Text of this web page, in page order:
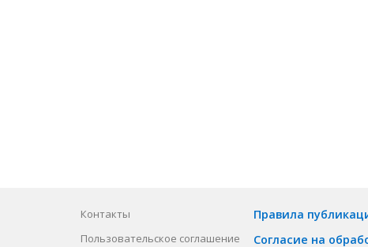
Контакты
Пользовательское соглашение
Правила
Согласие на